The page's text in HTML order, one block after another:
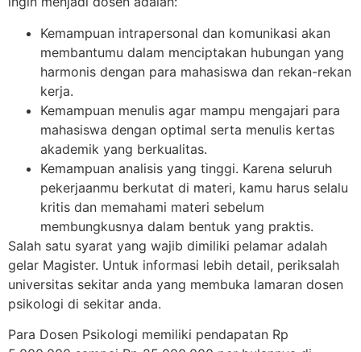
Kemampuan intrapersonal dan komunikasi akan
membantumu dalam menciptakan hubungan yang
harmonis dengan para mahasiswa dan rekan-rekan
kerja.
Kemampuan menulis agar mampu mengajari para
mahasiswa dengan optimal serta menulis kertas
akademik yang berkualitas.
Kemampuan analisis yang tinggi. Karena seluruh
pekerjaanmu berkutat di materi, kamu harus selalu
kritis dan memahami materi sebelum
membungkusnya dalam bentuk yang praktis.
Salah satu syarat yang wajib dimiliki pelamar adalah
gelar Magister. Untuk informasi lebih detail, periksalah
universitas sekitar anda yang membuka lamaran dosen
psikologi di sekitar anda.
Para Dosen Psikologi memiliki pendapatan Rp